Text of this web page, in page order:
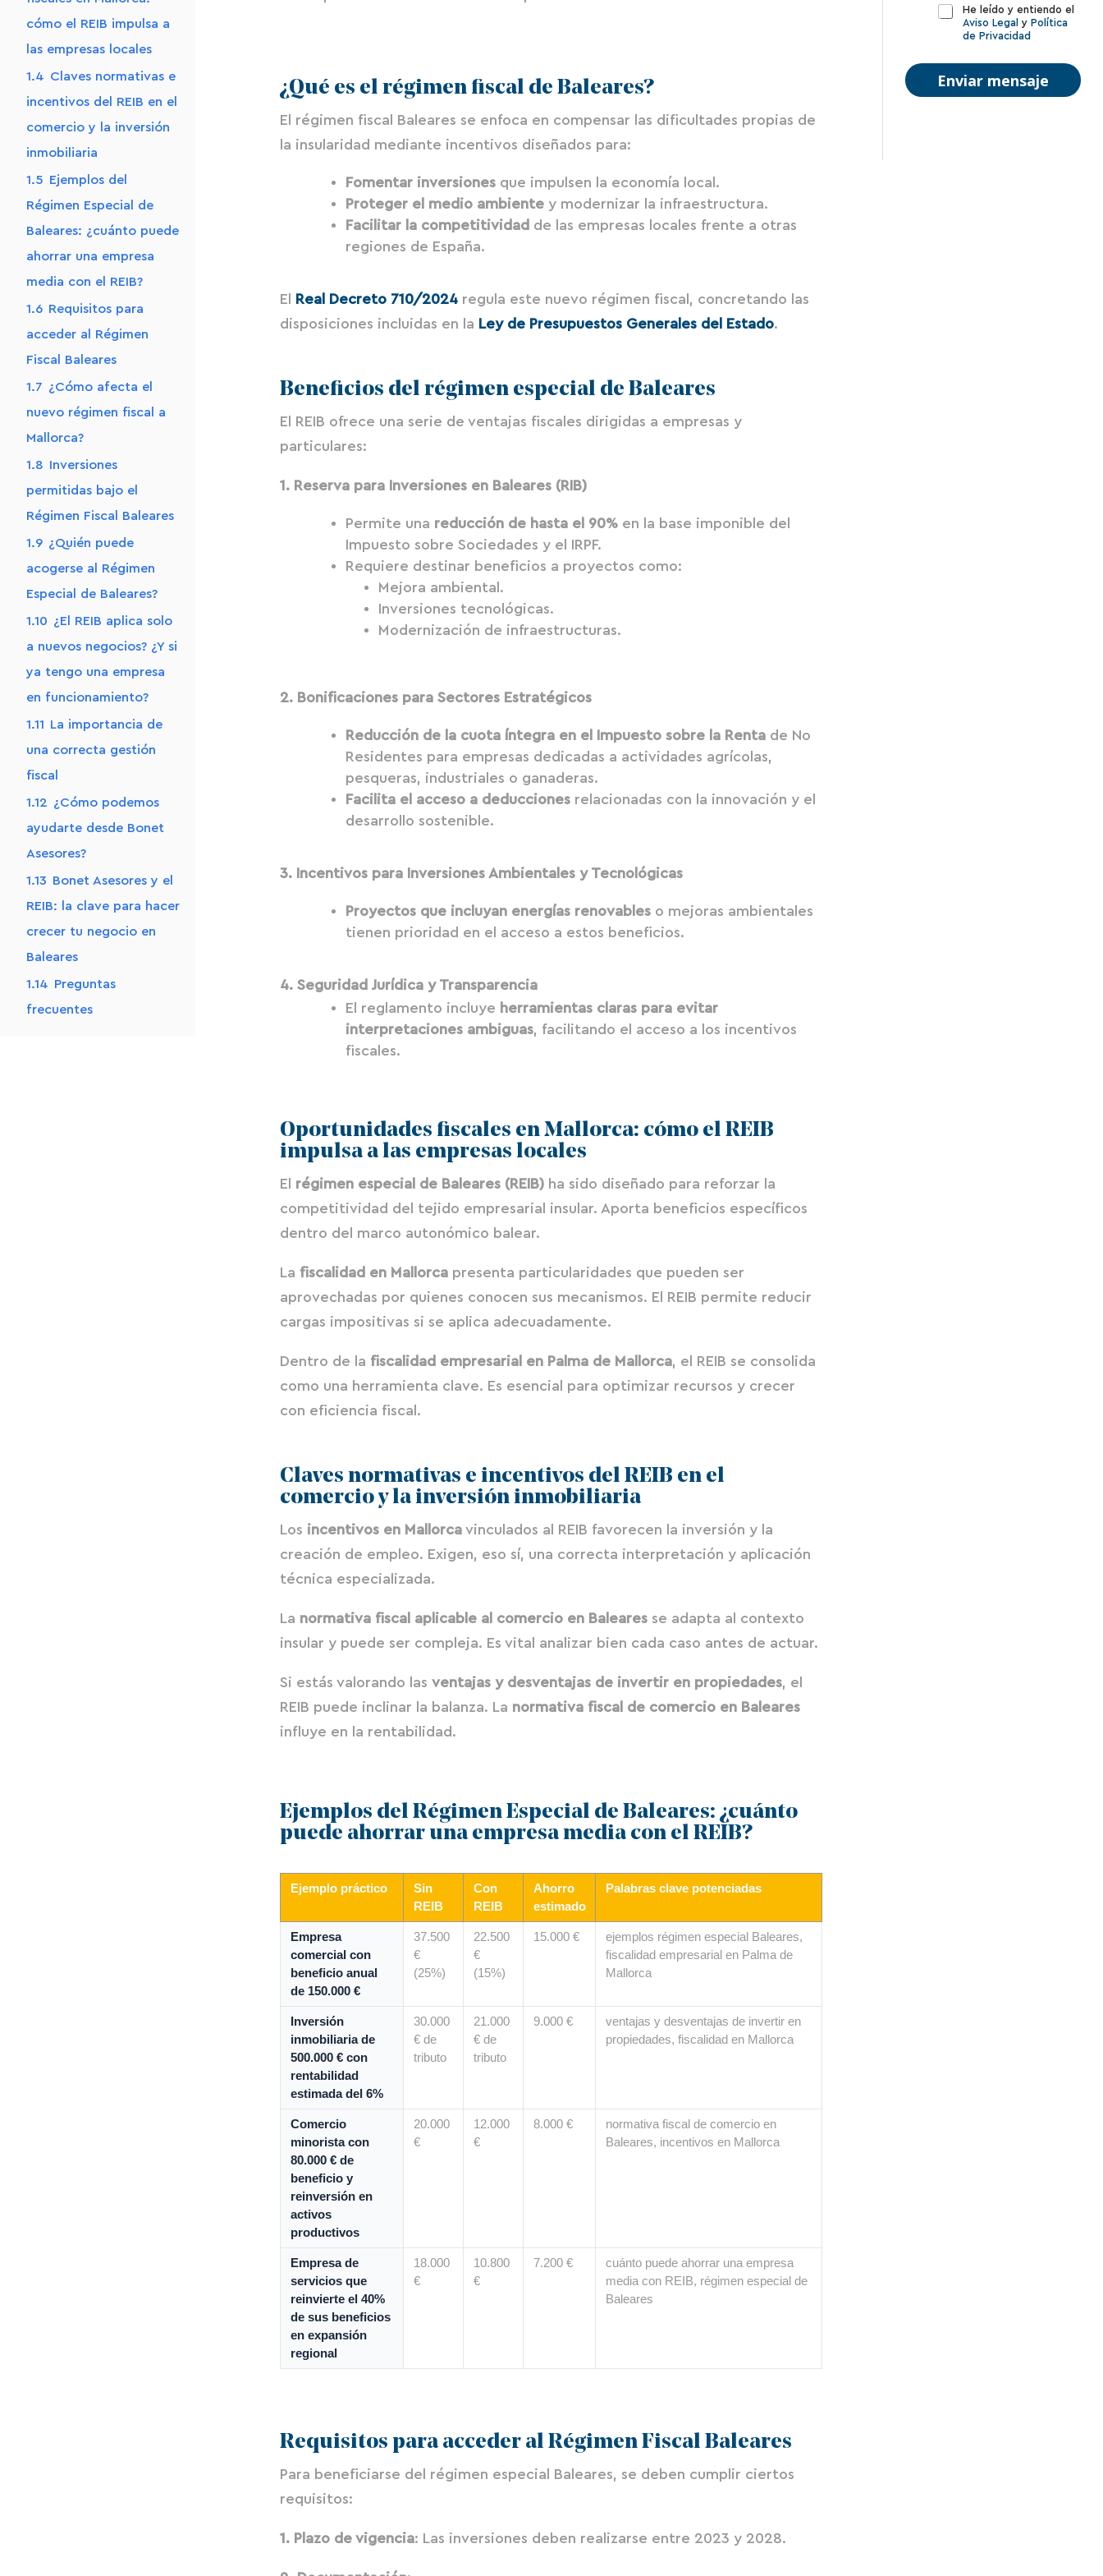
cómo el REIB impulsa a
las empresas locales
1.4 Claves normativas e
incentivos del REIB en el
comercio y la inversión
inmobiliaria
1.5 Ejemplos del
Régimen Especial de
Baleares: ¿cuánto puede
ahorrar una empresa
media con el REIB?
1.6 Requisitos para
acceder al Régimen
Fiscal Baleares
1.7 ¿Cómo afecta el
nuevo régimen fiscal a
Mallorca?
1.8 Inversiones
permitidas bajo el
Régimen Fiscal Baleares
1.9 ¿Quién puede
acogerse al Régimen
Especial de Baleares?
1.10 ¿El REIB aplica solo
a nuevos negocios? ¿Y si
ya tengo una empresa
en funcionamiento?
1.11 La importancia de
una correcta gestión
fiscal
1.12 ¿Cómo podemos
ayudarte desde Bonet
Asesores?
1.13 Bonet Asesores y el
REIB: la clave para hacer
crecer tu negocio en
Baleares
1.14 Preguntas
frecuentes
¿Qué es el régimen fiscal de Baleares?
El régimen fiscal Baleares se enfoca en compensar las dificultades propias de
la insularidad mediante incentivos diseñados para:
Fomentar inversiones que impulsen la economía local.
Proteger el medio ambiente y modernizar la infraestructura.
Facilitar la competitividad de las empresas locales frente a otras
regiones de España.
El Real Decreto 710/2024 regula este nuevo régimen fiscal, concretando las
disposiciones incluidas en la Ley de Presupuestos Generales del Estado.
Beneficios del régimen especial de Baleares
El REIB ofrece una serie de ventajas fiscales dirigidas a empresas y
particulares:
1. Reserva para Inversiones en Baleares (RIB)
Permite una reducción de hasta el 90% en la base imponible del
Impuesto sobre Sociedades y el IRPF.
Requiere destinar beneficios a proyectos como:
Mejora ambiental.
Inversiones tecnológicas.
Modernización de infraestructuras.
2. Bonificaciones para Sectores Estratégicos
Reducción de la cuota íntegra en el Impuesto sobre la Renta de No
Residentes para empresas dedicadas a actividades agrícolas,
pesqueras, industriales o ganaderas.
Facilita el acceso a deducciones relacionadas con la innovación y el
desarrollo sostenible.
3. Incentivos para Inversiones Ambientales y Tecnológicas
Proyectos que incluyan energías renovables o mejoras ambientales
tienen prioridad en el acceso a estos beneficios.
4. Seguridad Jurídica y Transparencia
El reglamento incluye herramientas claras para evitar
interpretaciones ambiguas, facilitando el acceso a los incentivos
fiscales.
Oportunidades fiscales en Mallorca: cómo el REIB
impulsa a las empresas locales
El régimen especial de Baleares (REIB) ha sido diseñado para reforzar la
competitividad del tejido empresarial insular. Aporta beneficios específicos
dentro del marco autonómico balear.
La fiscalidad en Mallorca presenta particularidades que pueden ser
aprovechadas por quienes conocen sus mecanismos. El REIB permite reducir
cargas impositivas si se aplica adecuadamente.
Dentro de la fiscalidad empresarial en Palma de Mallorca, el REIB se consolida
como una herramienta clave. Es esencial para optimizar recursos y crecer
con eficiencia fiscal.
Claves normativas e incentivos del REIB en el
comercio y la inversión inmobiliaria
Los incentivos en Mallorca vinculados al REIB favorecen la inversión y la
creación de empleo. Exigen, eso sí, una correcta interpretación y aplicación
técnica especializada.
La normativa fiscal aplicable al comercio en Baleares se adapta al contexto
insular y puede ser compleja. Es vital analizar bien cada caso antes de actuar.
Si estás valorando lasventajas y desventajas de invertir en propiedades, el
REIB puede inclinar la balanza. La normativa fiscal de comercio en Baleares
influye en la rentabilidad.
Ejemplos del Régimen Especial de Baleares: ¿cuánto
puede ahorrar una empresa media con el REIB?
Ejemplo práctico
Sin
REIB
Con
REIB
Ahorro
estimado
Palabras clave potenciadas
Empresa
comercial con
beneficio anual
de 150.000 €
37.500
€
(25%)
22.500
€
(15%)
15.000 €
ejemplos régimen especial Baleares,
fiscalidad empresarial en Palma de
Mallorca
Inversión
inmobiliaria de
500.000 € con
rentabilidad
estimada del 6%
30.000
€ de
tributo
21.000
€ de
tributo
9.000 €
ventajas y desventajas de invertir en
propiedades, fiscalidad en Mallorca
Comercio
minorista con
80.000 € de
beneficio y
reinversión en
activos
productivos
20.000
€
12.000
€
8.000 €
normativa fiscal de comercio en
Baleares, incentivos en Mallorca
Empresa de
servicios que
reinvierte el 40%
de sus beneficios
en expansión
regional
18.000
€
10.800
€
7.200 €
cuánto puede ahorrar una empresa
media con REIB, régimen especial de
Baleares
Requisitos para acceder al Régimen Fiscal Baleares
Para beneficiarse del régimen especial Baleares, se deben cumplir ciertos
requisitos:
1. Plazo de vigencia: Las inversiones deben realizarse entre 2023 y 2028.
n
i
o
o
t
i
He leído y entiendo el
Aviso Legal y Política
de Privacidad
Enviar mensaje